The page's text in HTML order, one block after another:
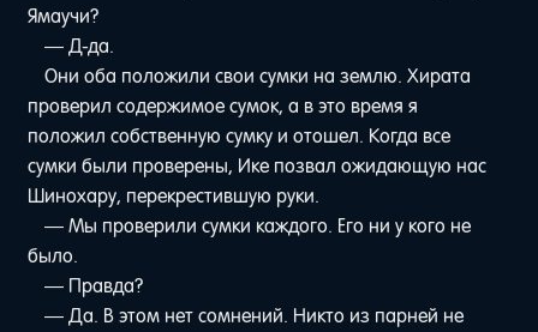
Ямаучи?
— Д-да.
Они оба положили свои сумки на землю. Хирата
проверил содержимое сумок, а в это время я
положил собственную сумку и отошел. Когда все
сумки были проверены, Ике позвал ожидающую нас
Шинохару, перекрестившую руки.
— Мы проверили сумки каждого. Его ни у кого не
было.
— Правда?
— Да. В этом нет сомнений. Никто из парней не